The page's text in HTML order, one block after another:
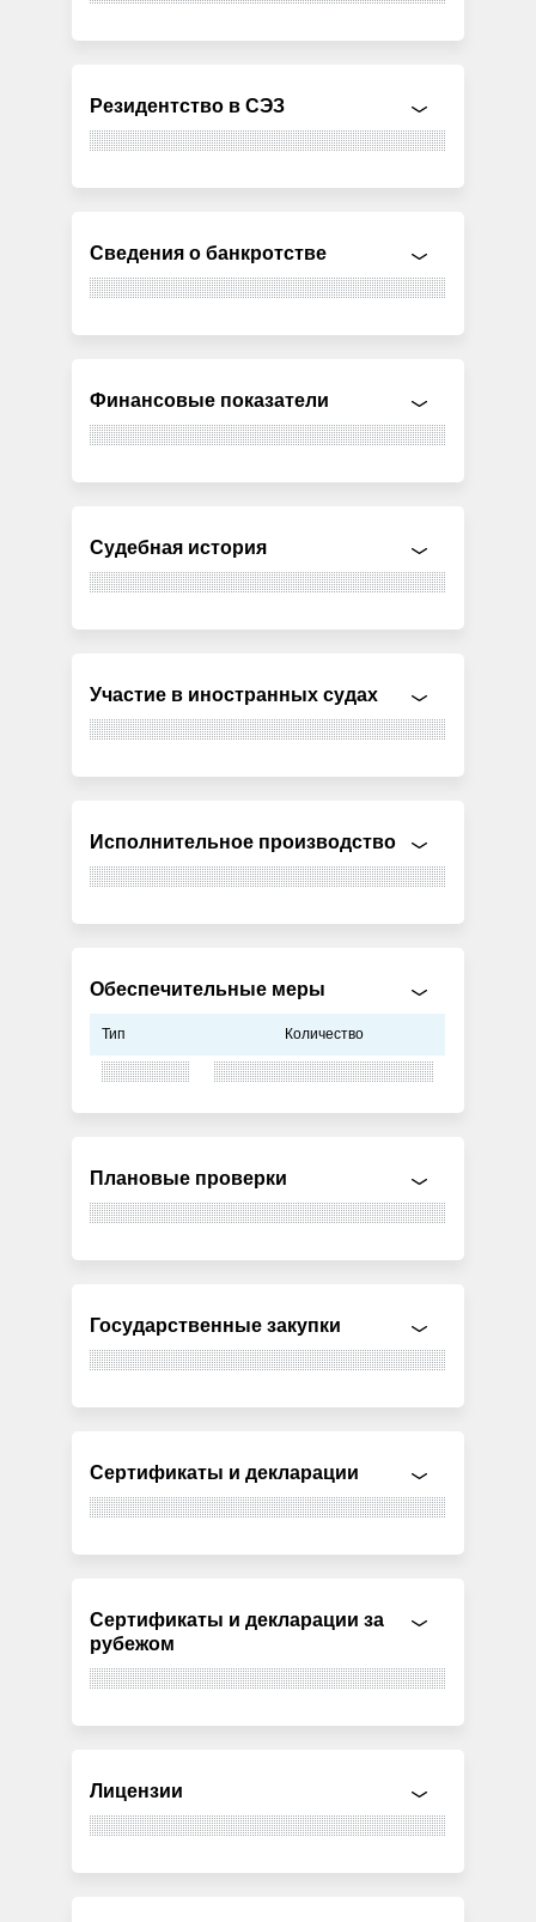
Резидентство в СЭЗ
Сведения о банкротстве
Финансовые показатели
Судебная история
Участие в иностранных судах
Исполнительное производство
Обеспечительные меры
Тип Количество
Плановые проверки
Государственные закупки
Сертификаты и декларации
Сертификаты и декларации за
рубежом
Лицензии